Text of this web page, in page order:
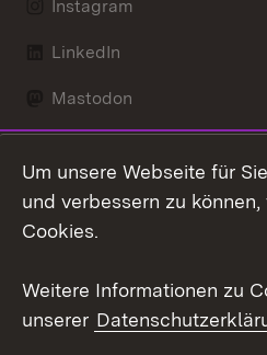
Instagram
LinkedIn
Mastodon
X / Twitter
Youtube
Kontakt
Um unsere Webseite für
und verbessern zu
Cookies.
Weitere Informationen zu
unserer